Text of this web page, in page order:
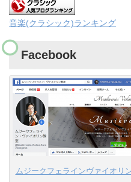
音楽(クラシック)ランキング
Facebook
ムジークフェラインヴァイオ